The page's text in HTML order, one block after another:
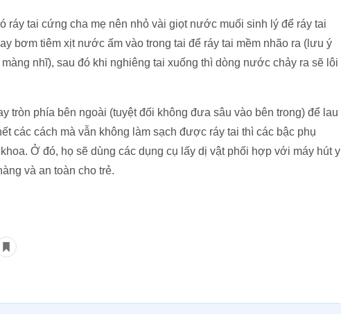
ráy tai cứng cha mẹ nên nhỏ vài giọt nước muối sinh lý để ráy tai
bơm tiêm xịt nước ấm vào trong tai để ráy tai mềm nhão ra (lưu ý
nhĩ), sau đó khi nghiêng tai xuống thì dòng nước chảy ra sẽ lôi
tròn phía bên ngoài (tuyệt đối không đưa sâu vào bên trong) để lau
các cách mà vẫn không làm sạch được ráy tai thì các bậc phụ
Ở đó, họ sẽ dùng các dụng cụ lấy dị vật phối hợp với máy hút y
và an toàn cho trẻ.